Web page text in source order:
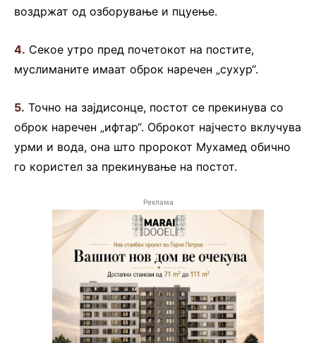
воздржат од озборување и пцуење.
4. Секое утро пред почетокот на постите,
муслиманите имаат оброк наречен „сухур“.
5. Точно на зајдисонце, постот се прекинува со
оброк наречен „ифтар“. Оброкот најчесто вклучува
урми и вода, она што пророкот Мухамед обично
го користел за прекинување на постот.
Реклама